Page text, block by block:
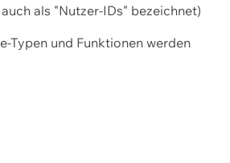
als "Nutzer-IDs" bezeichnet)
Typen und Funktionen werden